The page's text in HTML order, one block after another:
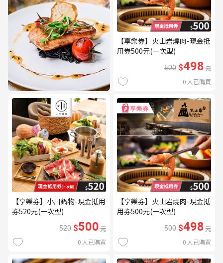
【享樂券】火山岩燒肉-現金抵
用券500元(一次型)
500 $498元
0 人已購買
【享樂券】小川鍋物-現金抵用
券520元(一次型)
520 $500元
0 人已購買
【享樂券】火山岩燒肉-現金抵
用券500元(一次型)
500 $498元
0 人已購買